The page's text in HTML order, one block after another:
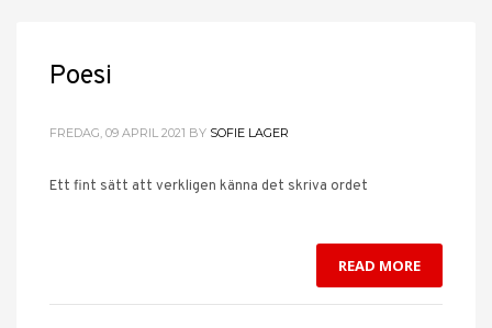
Poesi
FREDAG, 09 APRIL 2021 BY SOFIE LAGER
Ett fint sätt att verkligen känna det skriva ordet
READ MORE